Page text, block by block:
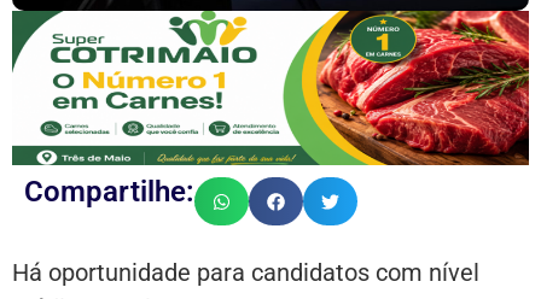
Compartilhe:
Há oportunidade para candidatos com nível